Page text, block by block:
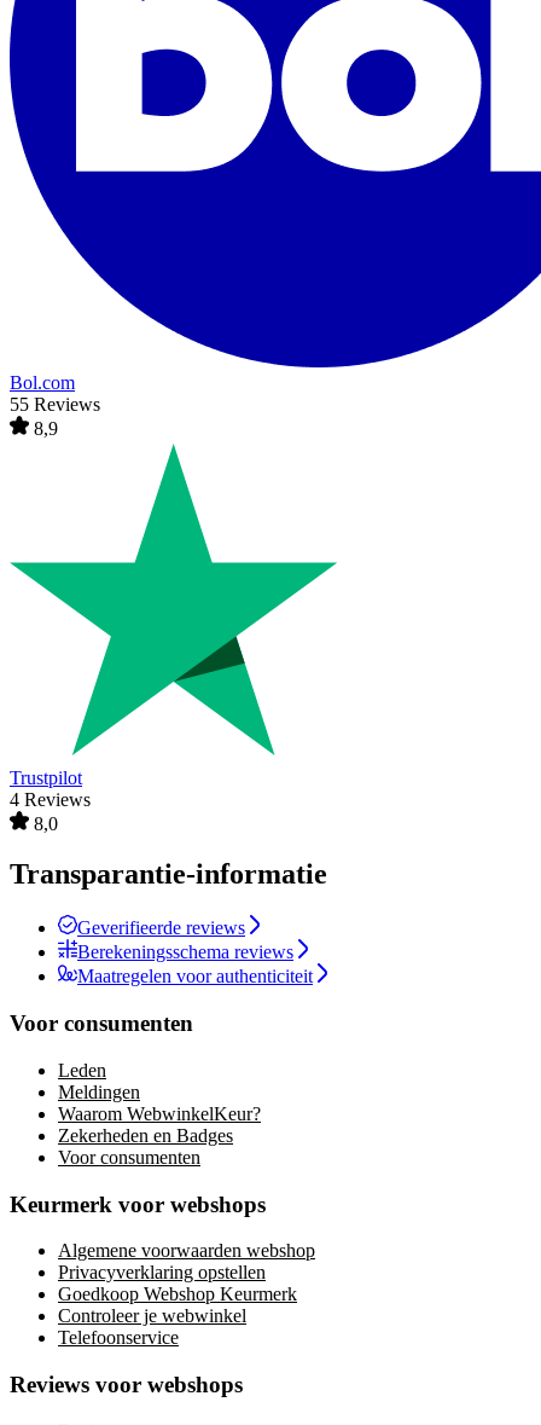
Bol.com
55 Reviews
8,9
Trustpilot
4 Reviews
8,0
Transparantie-informatie
Geverifieerde reviews
Berekeningsschema reviews
Maatregelen voor authenticiteit
Voor consumenten
Leden
Meldingen
Waarom WebwinkelKeur?
Zekerheden en Badges
Voor consumenten
Keurmerk voor webshops
Algemene voorwaarden webshop
Privacyverklaring opstellen
Goedkoop Webshop Keurmerk
Controleer je webwinkel
Telefoonservice
Reviews voor webshops